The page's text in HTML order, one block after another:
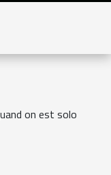
on est solo